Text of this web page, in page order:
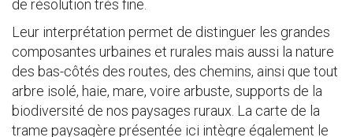
de résolution très fine.
Leur interprétation permet de distinguer les grandes
composantes urbaines et rurales mais aussi la nature
des bas-côtés des routes, des chemins, ainsi que tout
arbre isolé, haie, mare, voire arbuste, supports de la
biodiversité de nos paysages ruraux. La carte de la
trame paysagère présentée ici intègre également le